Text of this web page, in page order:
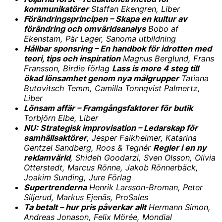
kommunikatörerStaffan Ekengren, Liber
Förändringsprincipen – Skapa en kultur av
förändring och omvärldsanalysBobo af
Ekenstam, Pär Lager, Sanoma utbildning
Hållbar sponsring – En handbok för idrotten med
teori, tips och inspirationMagnus Berglund, Frans
Fransson, Birdie förlag Lass is more 4 steg till
ökad lönsamhet genom nya målgrupperTatiana
Butovitsch Temm, Camilla Tonnqvist Palmertz,
Liber
Lönsam affär – Framgångsfaktorer för butik
Torbjörn Elbe, Liber
NU: Strategisk improvisation – Ledarskap för
samhällsaktörer, Jesper Falkheimer, Katarina
Gentzel Sandberg, Roos & Tegnér Regler i en ny
reklamvärld, Shideh Goodarzi, Sven Olsson, Olivia
Otterstedt, Marcus Rönne, Jakob Rönnerbäck,
Joakim Sunding, Jure Förlag
SupertrendernaHenrik Larsson-Broman, Peter
Siljerud, Markus Ejenäs, ProSales
Ta betalt – hur pris påverkar alltHermann Simon,
Andreas Jonason, Felix Mörée, Mondial